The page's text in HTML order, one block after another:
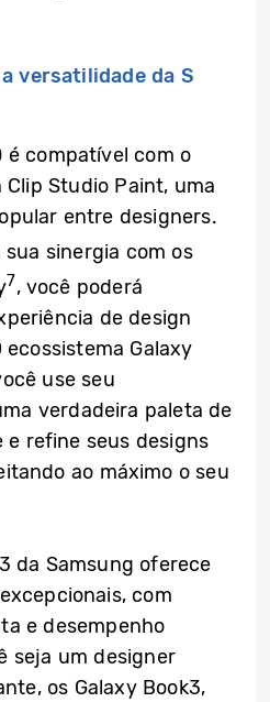
versatilidade da S
é compatível com o
Studio Paint, uma
entre designers.
sinergia com os
7, você poderá
de design
Galaxy
use seu
verdadeira paleta de
e refine seus designs
ao máximo o seu
da Samsung oferece
com
e desempenho
seja um designer
os Galaxy Book3,